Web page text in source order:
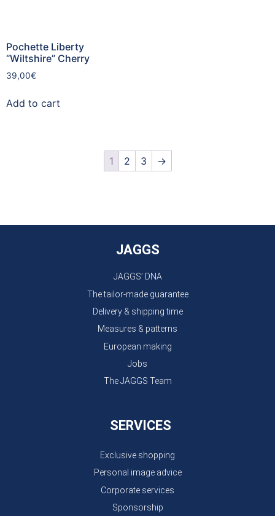
Pochette Liberty
“Wiltshire” Cherry
39,00€
Add to cart
1 2 3 →
JAGGS
JAGGS’ DNA
The tailor-made guarantee
Delivery & shipping time
Measures & patterns
European making
Jobs
The JAGGS Team
SERVICES
Exclusive shopping
Personal image advice
Corporate services
Sponsorship